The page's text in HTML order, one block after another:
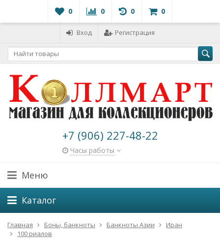
0 0 0 0
Вход Регистрация
+7 (906) 227-48-22
Часы работы
Меню
Каталог
Главная Боны, банкноты Банкноты Азии
Иран
100 риалов